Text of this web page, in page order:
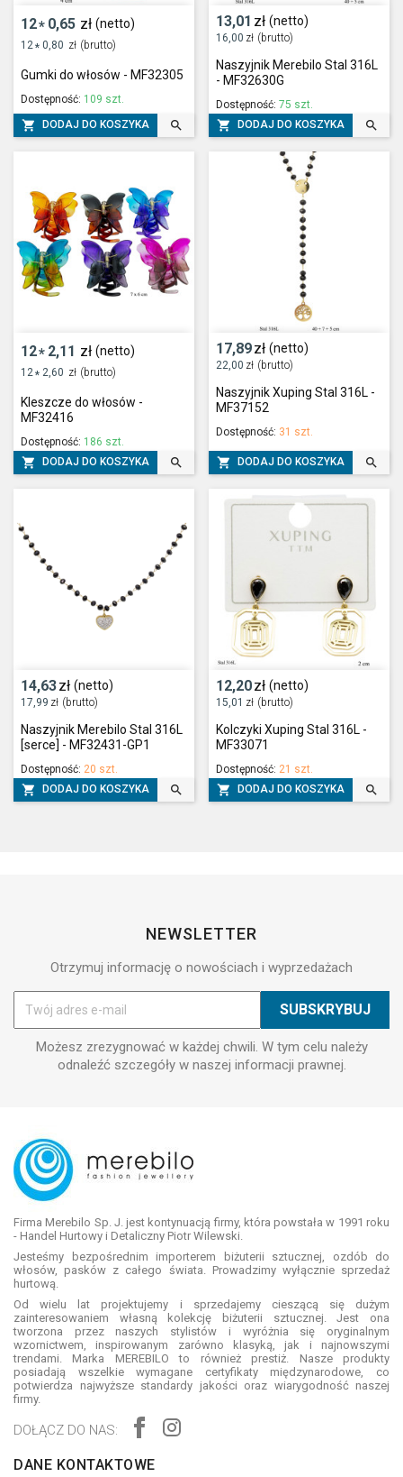
12* 0,65 zł (netto)
12* 0,80 zł (brutto)
Gumki do włosów - MF32305
Dostępność: 109 szt.
 DODAJ DO KOSZYKA 
13,01 zł (netto)
16,00 zł (brutto)
Naszyjnik Merebilo Stal 316L
- MF32630G
Dostępność: 75 szt.
 DODAJ DO KOSZYKA 
12* 2,11 zł (netto)
12* 2,60 zł (brutto)
Kleszcze do włosów -
MF32416
Dostępność: 186 szt.
 DODAJ DO KOSZYKA 
17,89zł (netto)
22,00 zł (brutto)
Naszyjnik Xuping Stal 316L -
MF37152
Dostępność: 31 szt.
 DODAJ DO KOSZYKA 
14,63zł (netto)
17,99 zł (brutto)
Naszyjnik Merebilo Stal 316L
[serce] - MF32431-GP1
Dostępność: 20 szt.
 DODAJ DO KOSZYKA 
12,20zł (netto)
15,01 zł (brutto)
Kolczyki Xuping Stal 316L -
MF33071
Dostępność: 21 szt.
 DODAJ DO KOSZYKA 
NEWSLETTER
Otrzymuj informację o nowościach i wyprzedażach
Możesz zrezygnować w każdej chwili. W tym celu należy
odnaleźć szczegóły w naszej informacji prawnej.
Firma Merebilo Sp. J. jest kontynuacją firmy, która powstała w 1991 roku
- Handel Hurtowy i Detaliczny Piotr Wilewski.
Jesteśmy bezpośrednim importerem biżuterii sztucznej, ozdób do
włosów, pasków z całego świata. Prowadzimy wyłącznie sprzedaż
hurtową.
Od wielu lat projektujemy i sprzedajemy cieszącą się dużym
zainteresowaniem własną kolekcję biżuterii sztucznej. Jest ona
tworzona przez naszych stylistów i wyróżnia się oryginalnym
wzornictwem, inspirowanym zarówno klasyką, jak i najnowszymi
trendami. Marka MEREBILO to również prestiż. Nasze produkty
posiadają wszelkie wymagane certyfikaty międzynarodowe, co
potwierdza najwyższe standardy jakości oraz wiarygodność naszej
firmy.
DOŁĄCZ DO NAS:
DANE KONTAKTOWE